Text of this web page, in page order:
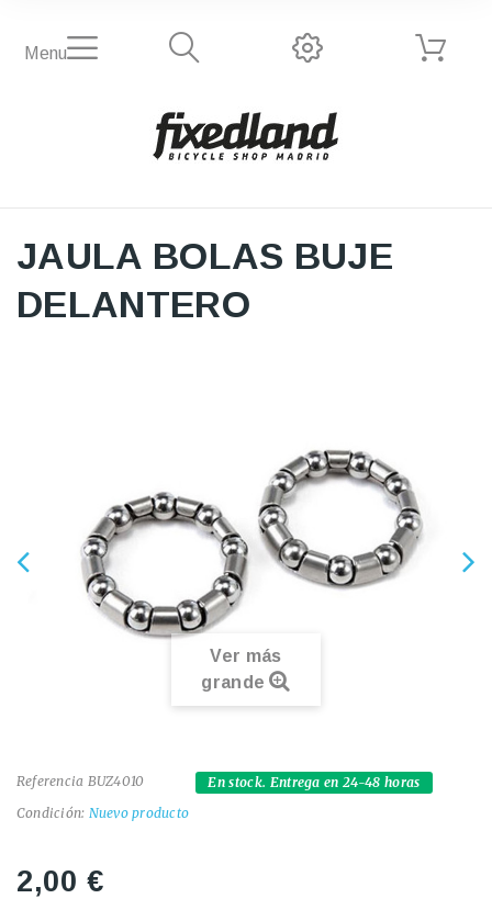
Menu
JAULA BOLAS BUJE
DELANTERO
Ver más
grande
Referencia BUZ4010
Condición: Nuevo producto
En stock. Entrega en 24-48 horas
2,00 €